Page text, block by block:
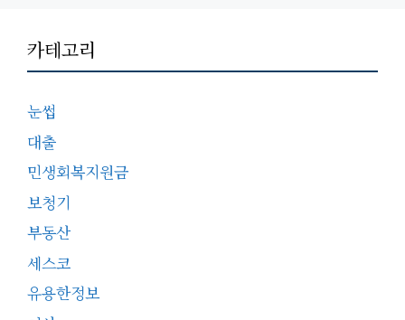
카테고리
눈썹
대출
민생회복지원금
보청기
부동산
세스코
유용한정보